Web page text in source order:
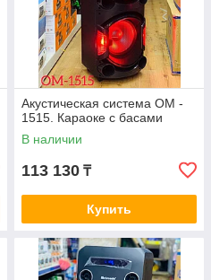
Акустическая система ОМ -
1515. Караоке с басами
В наличии
113 130 ₸
Купить